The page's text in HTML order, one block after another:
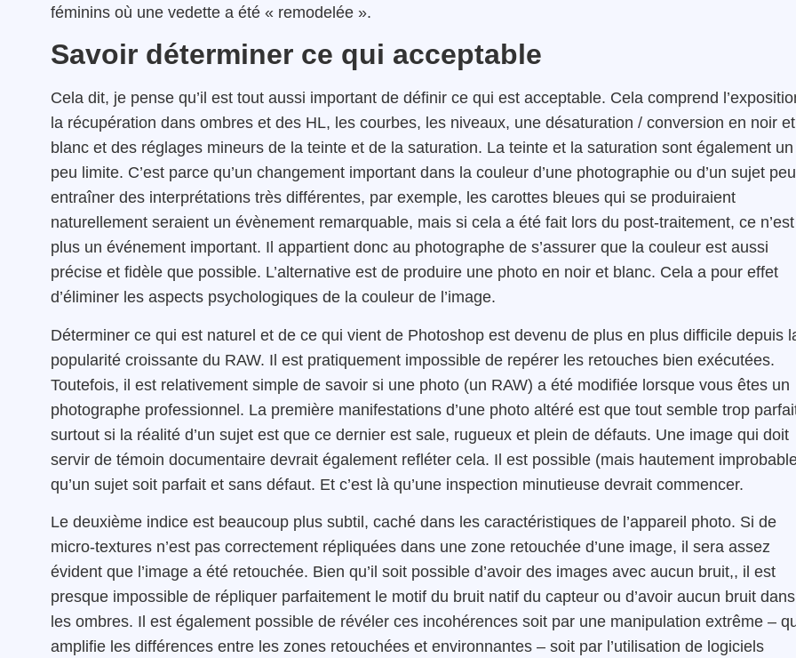
féminins où une vedette a été « remodelée ».
Savoir déterminer ce qui acceptable
Cela dit, je pense qu’il est tout aussi important de définir ce qui est acceptable. Cela comprend
la récupération dans ombres et des HL, les courbes, les niveaux, une désaturation / conversion en noir et
blanc et des réglages mineurs de la teinte et de la saturation. La teinte et la saturation sont également un
peu limite. C’est parce qu’un changement important dans la couleur d’une photographie ou d’un sujet
entraîner des interprétations très différentes, par exemple, les carottes bleues qui se produiraient
naturellement seraient un évènement remarquable, mais si cela a été fait lors du post-traitement, ce n’est
plus un événement important. Il appartient donc au photographe de s’assurer que la couleur est aussi
précise et fidèle que possible. L’alternative est de produire une photo en noir et blanc. Cela a pour effet
d’éliminer les aspects psychologiques de la couleur de l’image.
Déterminer ce qui est naturel et de ce qui vient de Photoshop est devenu de plus en plus difficile depuis
popularité croissante du RAW. Il est pratiquement impossible de repérer les retouches bien exécutées.
Toutefois, il est relativement simple de savoir si une photo (un RAW) a été modifiée lorsque vous êtes un
photographe professionnel. La première manifestations d’une photo altéré est que tout semble trop
surtout si la réalité d’un sujet est que ce dernier est sale, rugueux et plein de défauts. Une image qui doit
servir de témoin documentaire devrait également refléter cela. Il est possible (mais hautement
qu’un sujet soit parfait et sans défaut. Et c’est là qu’une inspection minutieuse devrait commencer.
Le deuxième indice est beaucoup plus subtil, caché dans les caractéristiques de l’appareil photo. Si de
micro-textures n’est pas correctement répliquées dans une zone retouchée d’une image, il sera assez
évident que l’image a été retouchée. Bien qu’il soit possible d’avoir des images avec aucun bruit,, il est
presque impossible de répliquer parfaitement le motif du bruit natif du capteur ou d’avoir aucun bruit dans
les ombres. Il est également possible de révéler ces incohérences soit par une manipulation extrême –
amplifie les différences entre les zones retouchées et environnantes – soit par l’utilisation de logiciels